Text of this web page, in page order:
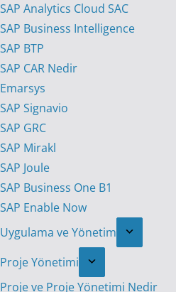
SAP Analytics Cloud SAC
SAP Business Intelligence
SAP BTP
SAP CAR Nedir
Emarsys
SAP Signavio
SAP GRC
SAP Mirakl
SAP Joule
SAP Business One B1
SAP Enable Now
Uygulama ve Yönetim
Proje Yönetimi
Proje ve Proje Yönetimi Nedir